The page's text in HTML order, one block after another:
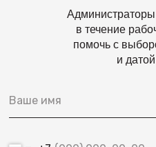
в течение
помочь с
и